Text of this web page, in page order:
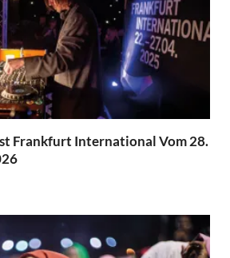
Frankfurt International Vom 28.